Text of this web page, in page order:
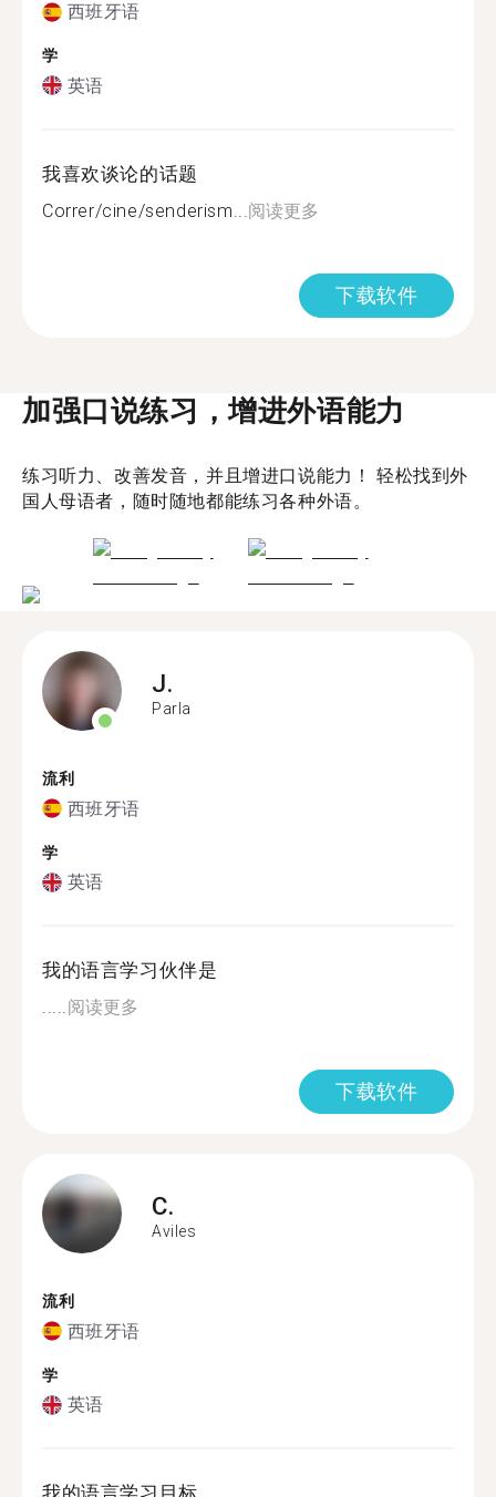
西班牙语
学
英语
我喜欢谈论的话题
Correr/cine/senderism... 阅读更多
下载软件
加强口说练习，增进外语能力
练习听力、改善发音，并且增进口说能力！ 轻松找到外
国人母语者，随时随地都能练习各种外语。
J.
Parla
流利
西班牙语
学
英语
我的语言学习伙伴是
.....阅读更多
下载软件
C.
Aviles
流利
西班牙语
学
英语
我的语言学习目标